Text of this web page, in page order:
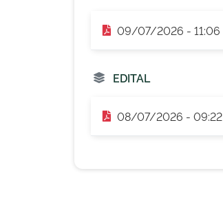
09/07/2026 - 11:06
EDITAL
08/07/2026 - 09:22